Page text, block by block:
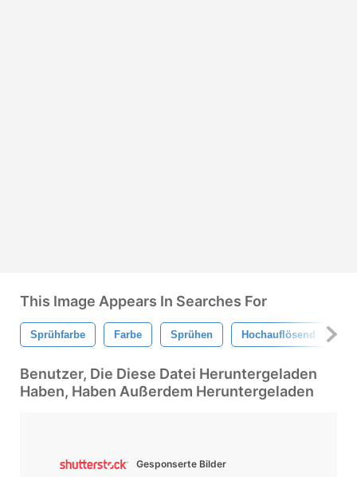
This Image Appears In Searches For
Sprühfarbe Farbe Sprühen Hochauflösend
Benutzer, Die Diese Datei Heruntergeladen
Haben, Haben Außerdem Heruntergeladen
Gesponserte Bilder